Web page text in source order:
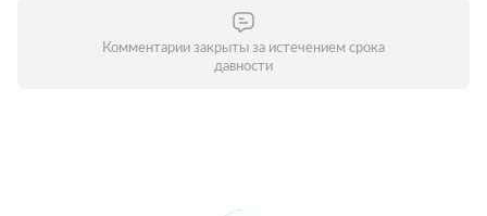
Комментарии закрыты за истечением срока
давности